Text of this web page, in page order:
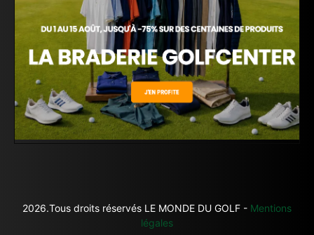
2026.Tous droits réservés LE MONDE DU GOLF - Mentions
légales